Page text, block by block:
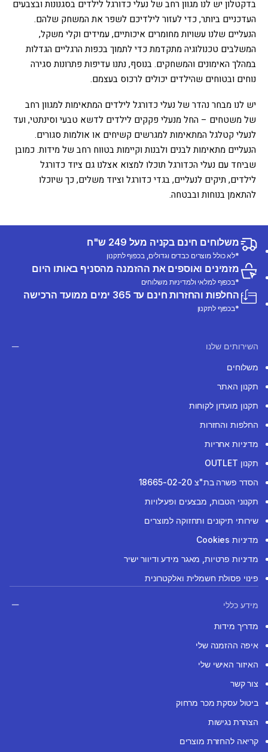
בדקטלון יש לנו מגוון רחב של נעלי כדורגל לילדים בסגנונות ובצבעים
העדכניים ביותר, כדי לעזור לילדיכם לשפר את המשחק שלהם.
הנעליים שלנו עשויות מחומרים איכותיים, עמידים וקלי משקל,
המשלבים טכנולוגיה מתקדמת כדי לתמוך בכפות הרגליים הגדלות
במהלך האימונים והמשחקים. בנוסף, נתנו עדיפות פתרונות סגירה
נוחים ובטוחים שהילדים יכולים לרכוס בעצמם.
יש לנו מבחר נהדר של נעלי כדורגל לילדים המתאימות למגוון רחב
של משטחים – החל מנעלי פקקים לילדים לדשא טבעי וסינתטי, ועד
לנעלי קטלגל המתאימות למגרשים קשיחים או אולמות סגורים.
הנעליים מתאימות לבנים ולבנות וקיימות בטווח רחב של מידות. כמובן
שביחד עם נעלי הכדורגל תוכלו למצוא אצלנו גם ציוד כדורגל
לילדים, תיקים לנעליים, בגדי כדורגל וציוד משלים, כך שיוכלו
להתאמן בנוחות ובבטחה.
משלוחים חינם בקניה מעל 249 ש"ח
*לא כולל מוצרים כבדים וגדולים, בכפוף לתקנון
מזמינים ואוספים את ההזמנה מהסניף באותו היום
*בכפוף למלאי ולמדיניות משלוחים
החלפות והחזרות חינם עד 365 ימים ממועד הרכישה
*בכפוף לתקנון
השירותים שלנו
משלוחים
תקנון האתר
תקנון מועדון לקוחות
החלפות והחזרות
מדיניות אחריות
תקנון OUTLET
הסדר פשרה בת"צ 18665-02-20
תקנוני הטבות, מבצעים ופעילויות
שירותי תיקונים ותחזוקה למוצרים
מדיניות Cookies
מדיניות פרטיות, מאגר מידע ודיוור ישיר
פינוי פסולת חשמלית ואלקטרונית
מידע כללי
מדריך מידות
איפה ההזמנה שלי
האיזור האישי שלי
צור קשר
ביטול עסקת מכר מרחוק
הצהרת נגישות
קריאה להחזרת מוצרים